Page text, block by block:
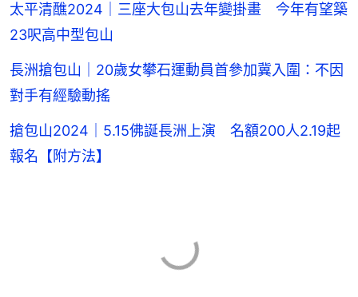
太平清醮2024｜三座大包山去年變掛畫 今年有望築
23呎高中型包山
長洲搶包山｜20歲女攀石運動員首參加冀入圍：不因
對手有經驗動搖
搶包山2024｜5.15佛誕長洲上演 名額200人2.19起
報名【附方法】